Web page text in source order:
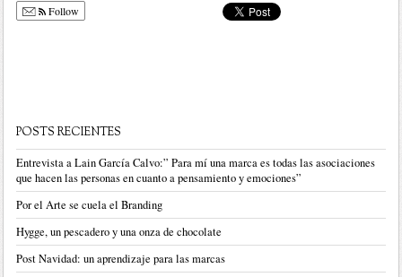
Follow
POSTS RECIENTES
Entrevista a Lain García Calvo:” Para mí una marca es todas las asociaciones
que hacen las personas en cuanto a pensamiento y emociones”
Por el Arte se cuela el Branding
Hygge, un pescadero y una onza de chocolate
Post Navidad: un aprendizaje para las marcas